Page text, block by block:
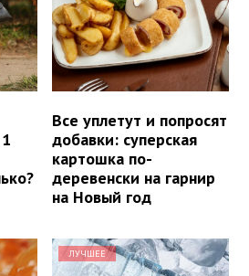
Все уплетут и попросят
добавки: суперская
картошка по-
деревенски на гарнир
на Новый год
ЛУЧШЕЕ